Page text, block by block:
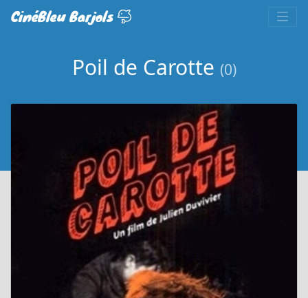
CinéBleu Barjols
Poil de Carotte (0)